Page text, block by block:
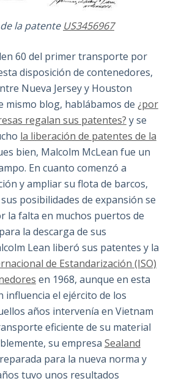
la patente US3456967
60 del primer transporte por
disposición de contenedores,
Nueva Jersey y Houston
mismo blog, hablábamos de ¿por
regalan sus patentes? y se
la liberación de patentes de la
bien, Malcolm McLean fue un
En cuanto comenzó a
y ampliar su flota de barcos,
posibilidades de expansión se
la falta en muchos puertos de
la descarga de sus
Lean liberó sus patentes y la
de Estandarización (ISO)
en 1968, aunque en esta
influencia el ejército de los
años intervenía en Vietnam
eficiente de su material
su empresa Sealand
para la nueva norma y
tuvo unos resultados